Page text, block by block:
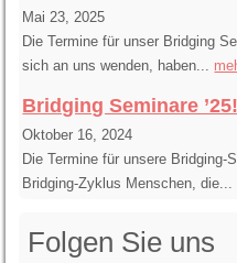
Mai 23, 2025
Die Termine für unser Bridging
sich an uns wenden, haben...
Bridging Seminare ’25!
Oktober 16, 2024
Die Termine für unsere Bridging-
Bridging-Zyklus Menschen, die...
Folgen Sie uns